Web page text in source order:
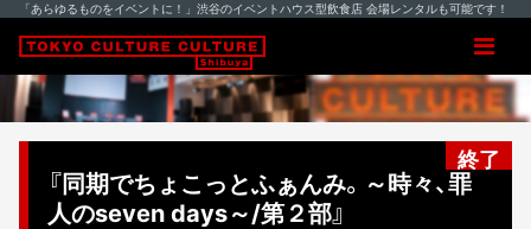
「あらゆるものをイベントに！」渋谷のイベントハウス型飲食店 会場レンタルも可能です！
終了
『同期でちょこっとふぁんみ。～時々、罪
人のseven days～/第２部』